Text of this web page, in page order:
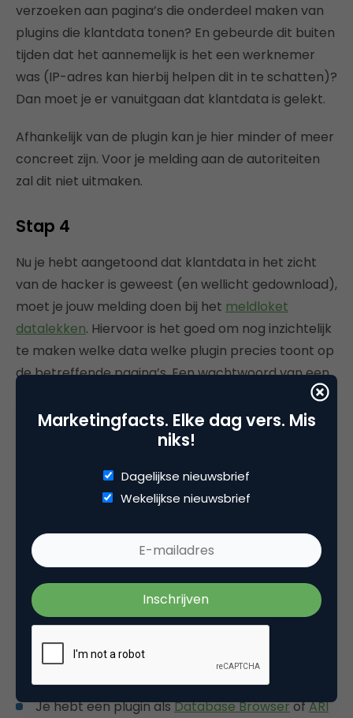
verzoeken aan pagina’s die onderdeel maken van
plugins die klantdata tonen? En gebeurde dit buiten
tijden dat het aannemelijk is het een werknemer
was (IP-adres kan hierbij helpen dit in te schatten)?
Dan moet je er vanuitgaan dat klantdata is gelekt.
Afhankelijk van de plugin kan je hier minder of meer
concreet zijn. Voor je melding aan de autoriteiten
zal dit niet uitmaken.
Stap 4
Nu je hebt aangetoond dat klantdata in het zicht
van de hacker is geweest (en wellicht gedownload),
moet je jouw melding doen bij het meldloket
datalekken. Hiervoor is het goed om nog inzichtelijk
te maken welke data welke plugin precies toont op
de betreffende pagina’s. Een wachtwoord van een
Hetzelfde geldt voor creditcard- of bankgegevens.
Kans dat je dit leest voordat er iets fout gaat is klein.
in 9 van 10 gevallen van security en privacy.
Mocht je toch nieuwsgierig zijn wat enkelered flags
zijn die jou kunnen helpen bij het inschatten van je
security readiness‘. Hieronder een lijstje:
Alle werknemers hebben administrator-
rechten
Je hebt een plugin alsDatabase BrowserofARI
Marketingfacts. Elke dag vers. Mis
niks!
Dagelijkse nieuwsbrief
Wekelijkse nieuwsbrief